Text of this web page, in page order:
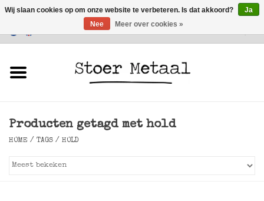
Klantenservice
Verlichting
Producten getagd met hold
HOME / TAGS / HOLD
Wij slaan cookies op om onze website te verbeteren. Is dat akkoord?
Ja
Nee
Meer over cookies »